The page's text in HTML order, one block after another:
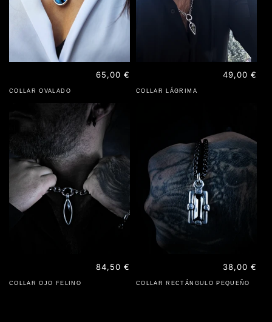
COLLAR OVALADO
Precio
habitual
65,00 €
COLLAR LÁGRIMA
Precio
habitual
49,00 €
COLLAR OJO FELINO
Precio
habitual
84,50 €
COLLAR RECTÁNGULO PEQUEÑO
Precio
habitual
38,00 €